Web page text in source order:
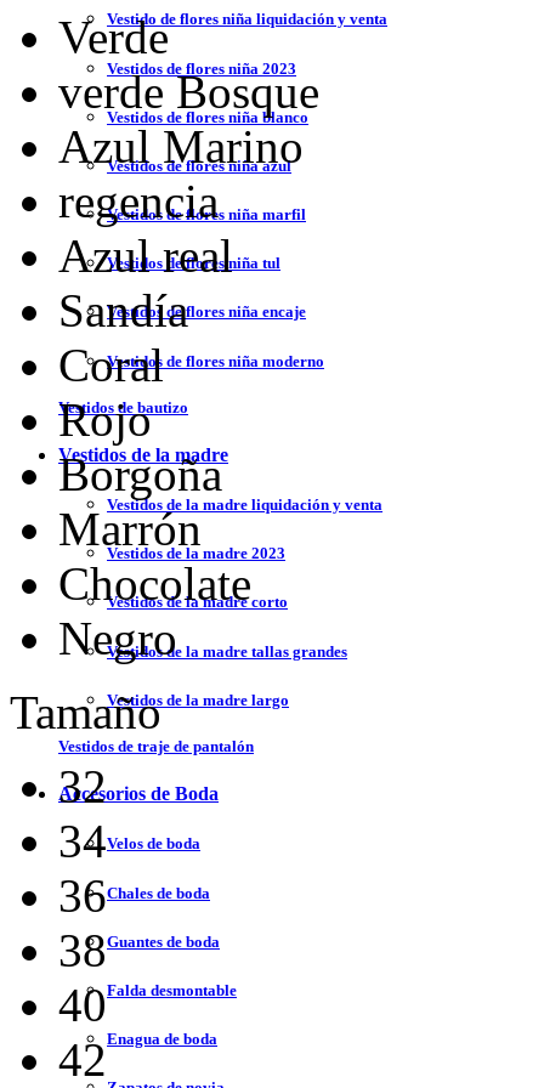
Vestido de flores niña liquidación y venta
Vestidos de flores niña 2023
Vestidos de flores niña blanco
Vestidos de flores niña azul
Vestidos de flores niña marfil
Vestidos de flores niña tul
Vestidos de flores niña encaje
Vestidos de flores niña moderno
Vestidos de bautizo
Vestidos de la madre
Vestidos de la madre liquidación y venta
Vestidos de la madre 2023
Vestidos de la madre corto
Vestidos de la madre tallas grandes
Vestidos de la madre largo
Vestidos de traje de pantalón
Accesorios de Boda
Velos de boda
Chales de boda
Guantes de boda
Falda desmontable
Enagua de boda
Verde
verde Bosque
Azul Marino
regencia
Azul real
Sandía
Coral
Rojo
Borgoña
Marrón
Chocolate
Negro
Tamaño
32
34
36
38
40
42